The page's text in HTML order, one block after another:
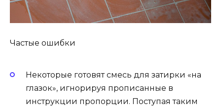
Частые ошибки
Некоторые готовят смесь для затирки «на
глазок», игнорируя прописанные в
инструкции пропорции. Поступая таким